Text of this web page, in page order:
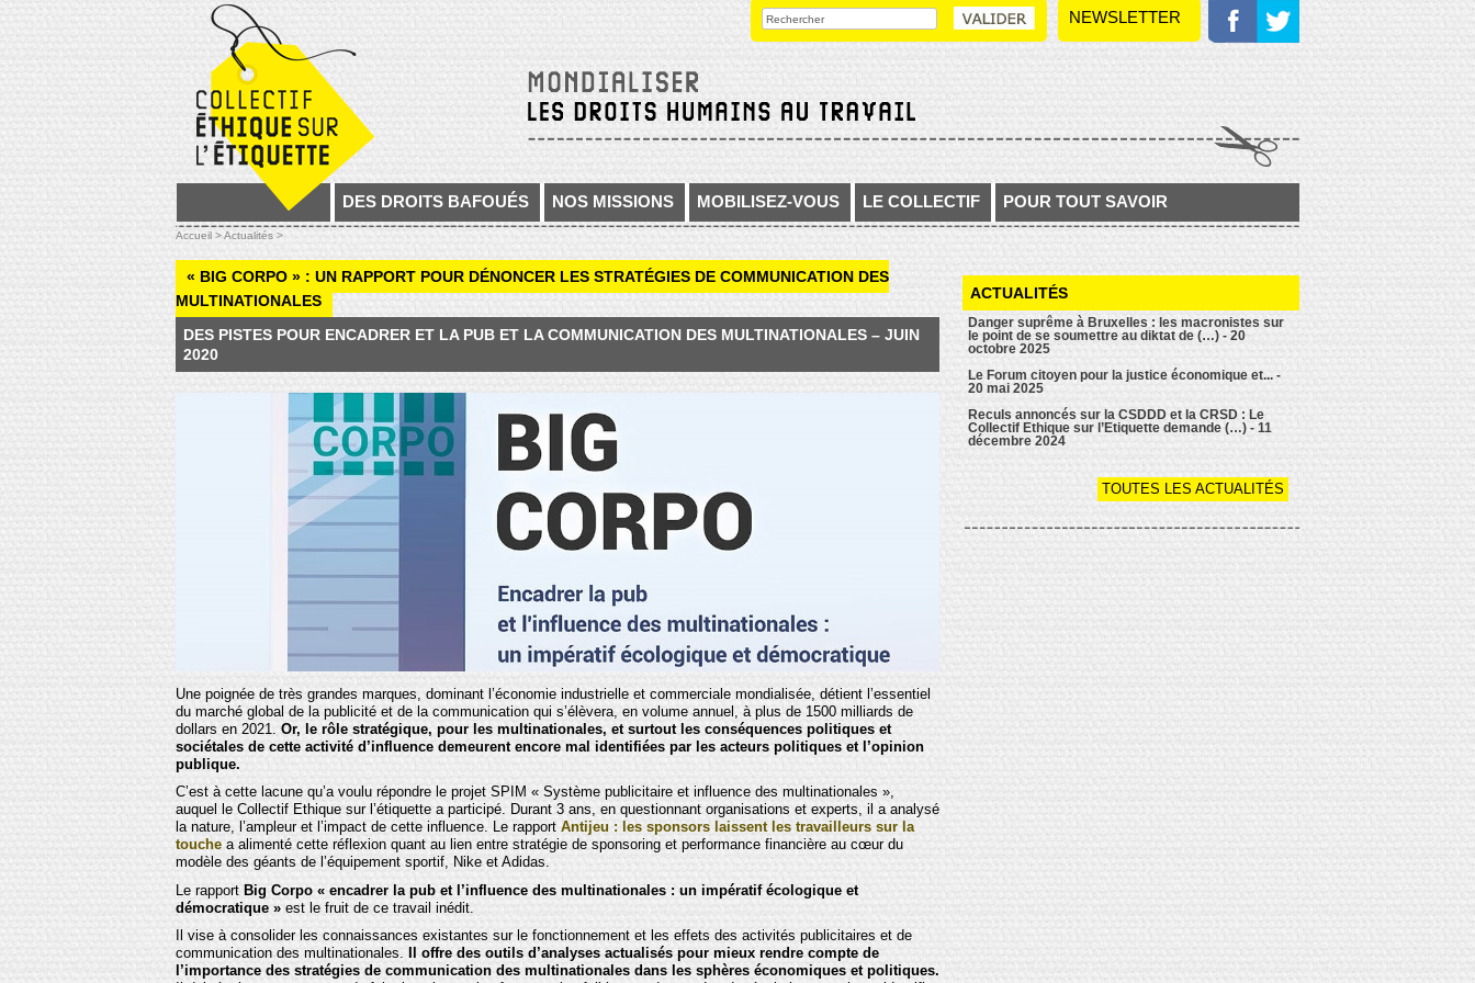
DES DROITS BAFOUÉS NOS MISSIONS MOBILISEZ-VOUS LE COLLECTIF POUR TOUT SAVOIR
NEWSLETTER
Accueil >Actualités >
« BIG CORPO » : UN RAPPORT POUR DÉNONCER LES STRATÉGIES DE COMMUNICATION DES
MULTINATIONALES
DES PISTES POUR ENCADRER ET LA PUB ET LA COMMUNICATION DES MULTINATIONALES – JUIN
2020
Une poignée de très grandes marques, dominant l’économie industrielle et commerciale mondialisée, détient l’essentiel
du marché global de la publicité et de la communication qui s’élèvera, en volume annuel, à plus de 1500 milliards de
dollars en 2021. Or, le rôle stratégique, pour les multinationales, et surtout les conséquences politiques et
sociétales de cette activité d’influence demeurent encore mal identifiées par les acteurs politiques et l’opinion
publique.
C’est à cette lacune qu’a voulu répondre le projet SPIM « Système publicitaire et influence des multinationales »,
auquel le Collectif Ethique sur l’étiquette a participé. Durant 3 ans, en questionnant organisations et experts, il a analysé
la nature, l’ampleur et l’impact de cette influence. Le rapport Antijeu : les sponsors laissent les travailleurs sur la
touche a alimenté cette réflexion quant au lien entre stratégie de sponsoring et performance financière au cœur du
modèle des géants de l’équipement sportif, Nike et Adidas.
Le rapport Big Corpo « encadrer la pub et l’influence des multinationales : un impératif écologique et
démocratique » est le fruit de ce travail inédit.
Il vise à consolider les connaissances existantes sur le fonctionnement et les effets des activités publicitaires et de
communication des multinationales.
Il offre des outils d’analyses actualisés pour mieux rendre compte de
l’importance des stratégies de communication des multinationales dans les sphères économiques et politiques.
ACTUALITÉS
Danger suprême à Bruxelles : les macronistes sur
le point de se soumettre au diktat de (…) - 20
octobre 2025
Le Forum citoyen pour la justice économique et... -
20 mai 2025
Reculs annoncés sur la CSDDD et la CRSD : Le
Collectif Ethique sur l’Etiquette demande (…) - 11
décembre 2024
TOUTES LES ACTUALITÉS